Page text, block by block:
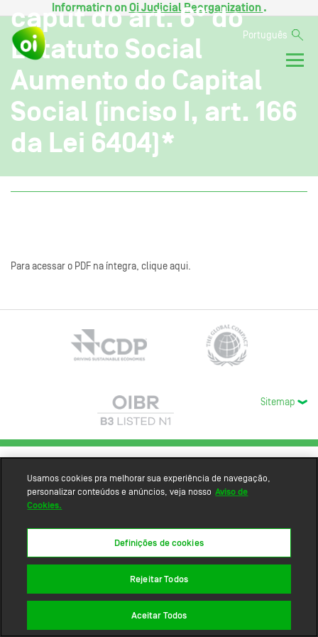
Information onOi Judicial Reorganization .
Português
caput do art. 6° do
Estatuto Social
Aumento do Capital
Social (inciso I, art. 166
da Lei 6404)*
Para acessar o PDF na íntegra, clique aqui.
Sitemap
Usamos cookies pra melhorar sua experiência de navegação,
personalizar conteúdos e anúncios, veja nosso Aviso de
Cookies.
Definições de cookies
Rejeitar Todos
Aceitar Todos